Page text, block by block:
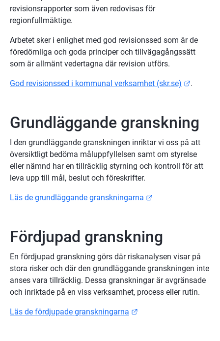
revisionsrapporter som även redovisas för
regionfullmäktige.
Arbetet sker i enlighet med god revisionssed som är de
föredömliga och goda principer och tillvägagångssätt
som är allmänt vedertagna där revision utförs.
God revisionssed i kommunal verksamhet (skr.se) Länk till
.
Grundläggande granskning
I den grundläggande granskningen inriktar vi oss på att
översiktligt bedöma måluppfyllelsen samt om styrelse
eller nämnd har en tillräcklig styrning och kontroll för att
leva upp till mål, beslut och föreskrifter.
Läs de grundläggande granskningarna
Fördjupad granskning
En fördjupad granskning görs där riskanalysen visar på
stora risker och där den grundläggande granskningen inte
anses vara tillräcklig. Dessa granskningar är avgränsade
och inriktade på en viss verksamhet, process eller rutin.
Läs de fördjupade granskningarna